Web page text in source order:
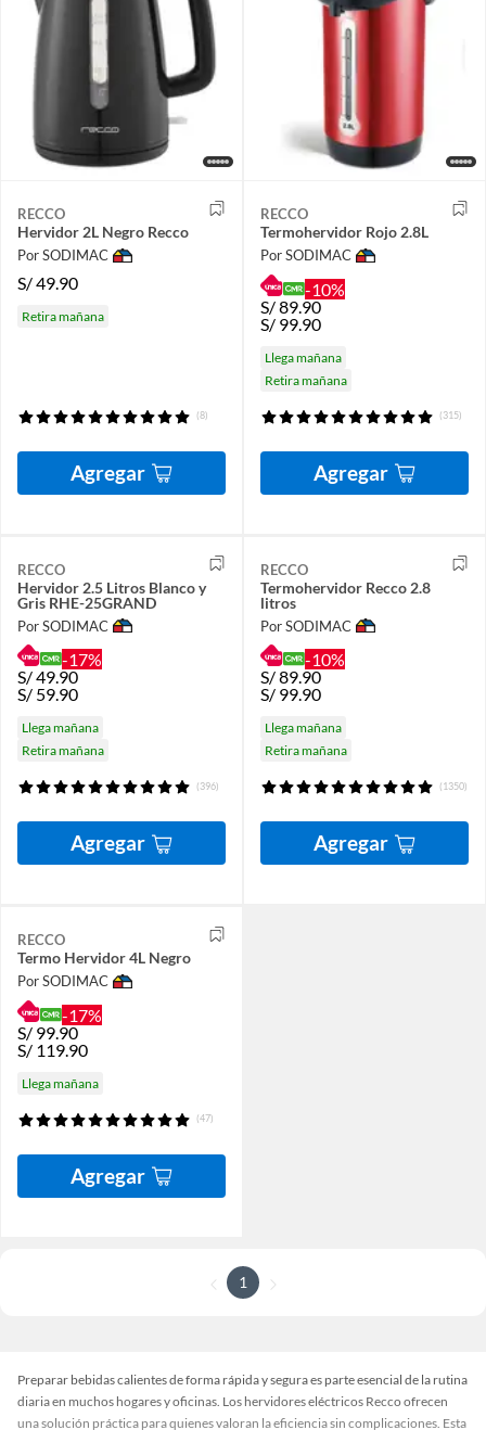
RECCO
Hervidor 2L Negro Recco
Por SODIMAC
S/49.90
Retira mañana
(8)
Agregar
RECCO
Termohervidor Rojo 2.8L
Por SODIMAC
-10%
S/89.90
S/ 99.90
Llega mañana
Retira mañana
(315)
Agregar
RECCO
Hervidor 2.5 Litros Blanco y
Gris RHE-25GRAND
Por SODIMAC
-17%
S/49.90
S/ 59.90
Llega mañana
Retira mañana
(396)
Agregar
RECCO
Termohervidor Recco 2.8
litros
Por SODIMAC
-10%
S/89.90
S/ 99.90
Llega mañana
Retira mañana
(1350)
Agregar
RECCO
Termo Hervidor 4L Negro
Por SODIMAC
-17%
S/ 99.90
S/ 119.90
Llega mañana
(47)
Agregar
1
Preparar bebidas calientes de forma rápida y segura es parte esencial de la rutina
diaria en muchos hogares y oficinas. Los hervidores eléctricos Recco ofrecen
una solución práctica para quienes valoran la eficiencia sin complicaciones. Esta